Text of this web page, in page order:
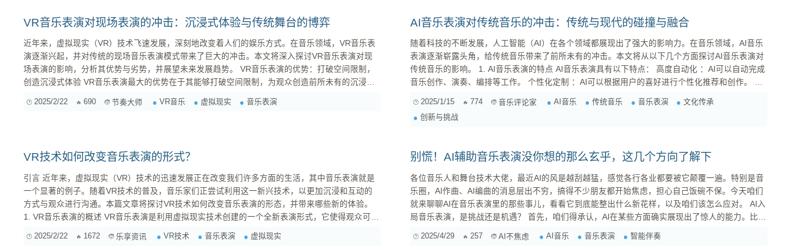
VR音乐表演对现场表演的冲击：沉浸式体验与传统舞台的博弈
近年来，虚拟现实（VR）技术飞速发展，深刻地改变着人们的娱乐方式。在音乐领域，VR音乐表
演逐渐兴起，并对传统的现场音乐表演模式带来了巨大的冲击。本文将深入探讨VR音乐表演对现
场表演的影响，分析其优势与劣势，并展望未来发展趋势。 VR音乐表演的优势：打破空间限制，
创造沉浸式体验 VR音乐表演最大的优势在于其能够打破空间限制，为观众创造前所未有的沉浸式
2025/2/22 690 节奏大师 VR音乐 虚拟现实 音乐表演
AI音乐表演对传统音乐的冲击：传统与现代的碰撞与融合
随着科技的不断发展，人工智能（AI）在各个领域都展现出了强大的影响力。在音乐领域，AI音乐
表演逐渐崭露头角，给传统音乐带来了前所未有的冲击。本文将从以下几个方面探讨AI音乐表演对
传统音乐的影响。 1. AI音乐表演的特点 AI音乐表演具有以下特点： 高度自动化 ：AI可以自动完成
音乐创作、演奏、编排等工作。 个性化定制 ：AI可以根据用户的喜好进行个性化推荐和创作。 跨
2025/1/15 774 音乐评论家 AI音乐 传统音乐 音乐表演
文化传承
创新与挑战
VR技术如何改变音乐表演的形式？
引言 近年来，虚拟现实（VR）技术的迅速发展正在改变我们许多方面的生活，其中音乐表演就是
一个显著的例子。随着VR技术的普及，音乐家们正尝试利用这一新兴技术，以更加沉浸和互动的
方式与观众进行沟通。本篇文章将探讨VR技术如何改变音乐表演的形态，并带来哪些新的体验。
1. VR音乐表演的概述 VR音乐表演是利用虚拟现实技术创建的一个全新表演形式，它使得观众可以
2025/2/22 1672 乐享资讯 VR技术 音乐表演 虚拟现实
别慌！AI辅助音乐表演没你想的那么玄乎，这几个方向了解下
各位音乐人和舞台技术大佬，最近AI的风是越刮越猛，感觉各行各业都要被它颠覆一遍。特别是音
乐圈，AI作曲、AI编曲的消息层出不穷，搞得不少朋友都开始焦虑，担心自己饭碗不保。今天咱们
就来聊聊AI在音乐表演里的那些事儿，看看它到底能整出什么新花样，以及咱们该怎么应对。 AI入
局音乐表演，是挑战还是机遇？ 首先，咱们得承认，AI在某些方面确实展现出了惊人的能力。比
2025/4/29 257 AI不焦虑 AI音乐 音乐表演 智能伴奏